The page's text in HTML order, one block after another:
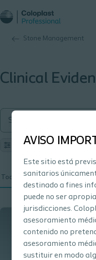
Stone Management
AVISO
Este sitio está
sanitarios
destinado a fines
puede no ser
jurisdicciones.
asesoramiento
contenido no
asesoramiento
sustituir en modo
Clinical
Filters
Todos (1) P D F (1)